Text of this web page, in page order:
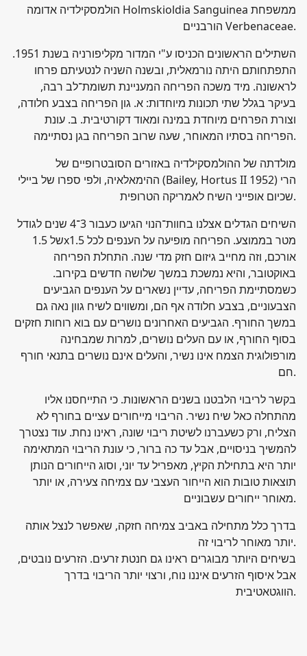
הולמסקילדיה אדומה Holmskioldia Sanguinea ממשפחת
הורבניים Verbenaceae.
השתילים הראשונים הכניסו ע"י המדור מקליפורניה בשנת 1951.
התפתחותם היתה נורמאלית, ובשנה השניה לנטעיתם פרחו
לראשונה. מיד משכה הפריחה המעניינת תשומת־לב רבה,
בעיקר בגלל שתי תכונות מיוחדות: א. גון הפריחה בצבע חלודה,
וצורת הפרחים מיוחדת במינה ומאוד דקורטיבית. ב. עונת
הפריחה בסתיו המאוחר, שעה שרוב הפריחה בגן נסתיימה.
מולדתה של ההולמסקילדיה באזורים הסובטרופיים של
ההימאלאיה, ולפי ספרו של ביילי (Bailey, Hortus II 1952) הרי
שכיום אופייני השיח לאמריקה הטרופית.
השיחים הגדלים אצלנו בחוות־הנוי הגיעו כעבור 3־4 שנים לגודל
של 1.5x1.5 מטר בממוצע. הפריחה מופיעה על הענפים לכל
אורכם, וזה מחייב גיזום חזק מדי שנה. התחלת הפריחה
באוקטובר, והיא נמשכת במשך שלושה חדשים בקירוב.
כשמסתיימת הפריחה, עדיין נשארים על הענפים הגביעים
הצבעוניים, בצבע חלודה אף הם, ומשווים לשיח גוון נאה גם
במשך החורף. הגביעים האחרונים נושרים עם בוא רוחות חזקים
בסוף החורף, או עם העלים נושרים, למרות שמבחינה
מורפולוגית הצמח אינו נשיר, והעלים אינם נושרים בתנאי חורף
חם.
בקשר לריבוי הלבטנו בשנים הראשונות. כי התייחסנו אליו
מהתחלה כאל שיח נשיר. הריבוי מייחורים עציים בחורף לא
הצליח, ורק כשעברנו לשיטת ריבוי שונה, ראינו נחת. עוד נצטרך
להמשיך בניסויים, אבל עד כה ברור, כי עונת הריבוי המתאימה
יותר היא בתחילת הקיץ, מאפריל עד יוני, וסוג הייחורים הנותן
תוצאות טובות הוא הייחור העצבי עם צמיחה צעירה, או יותר
מאוחר ייחורים עשבוניים.
בדרך כלל מתחילה באביב צמיחה חזקה, שאפשר לנצל אותה
יותר מאוחר לריבוי זה.
בשיחים היותר מבוגרים ראינו גם חנטת זרעים. הזרעים נובטים,
אבל איסוף הזרעים איננו נוח, ורצוי יותר הריבוי בדרך
הווגטאטיבית.